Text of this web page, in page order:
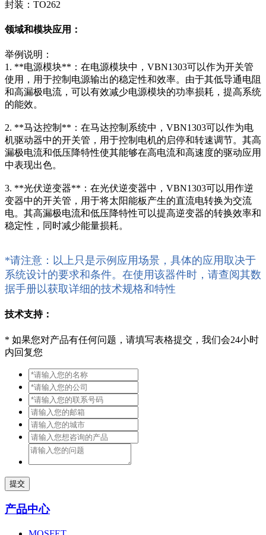
封装：TO262
领域和模块应用：
举例说明：
1. **电源模块**：在电源模块中，VBN1303可以作为开关管
使用，用于控制电源输出的稳定性和效率。由于其低导通电阻
和高漏极电流，可以有效减少电源模块的功率损耗，提高系统
的能效。
2. **马达控制**：在马达控制系统中，VBN1303可以作为电
机驱动器中的开关管，用于控制电机的启停和转速调节。其高
漏极电流和低压降特性使其能够在高电流和高速度的驱动应用
中表现出色。
3. **光伏逆变器**：在光伏逆变器中，VBN1303可以用作逆
变器中的开关管，用于将太阳能板产生的直流电转换为交流
电。其高漏极电流和低压降特性可以提高逆变器的转换效率和
稳定性，同时减少能量损耗。
*请注意：以上只是示例应用场景，具体的应用取决于
系统设计的要求和条件。在使用该器件时，请查阅其数
据手册以获取详细的技术规格和特性
技术支持：
* 如果您对产品有任何问题，请填写表格提交，我们会24小时
内回复您
提交
产品中心